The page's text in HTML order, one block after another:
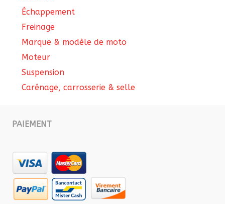
Échappement
Freinage
Marque & modèle de moto
Moteur
Suspension
Carénage, carrosserie & selle
PAIEMENT